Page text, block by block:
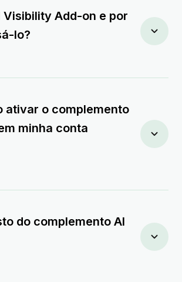
Visibility Add-on e por
lo?
ativar o complemento
minha conta
do complemento AI